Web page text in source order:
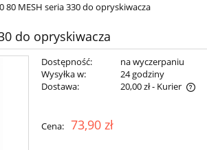
80 MESH seria 330 do opryskiwacza
do opryskiwacza
Dostępność:
na wyczerpaniu
Wysyłka w:
24 godziny
Dostawa:
20,00 zł- Kurier
płatnościCena: 73,90 zł